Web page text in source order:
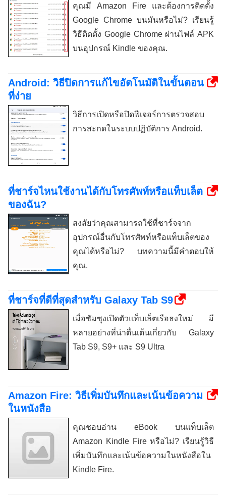
คุณมี Amazon Fire และต้องการติดตั้ง
Google Chrome บนมันหรือไม่? เรียนรู้
วิธีติดตั้ง Google Chrome ผ่านไฟล์ APK
บนอุปกรณ์ Kindle ของคุณ.
Android: วิธีปิดการแก้ไขอัตโนมัติในขั้นตอน
ที่ง่าย
วิธีการเปิดหรือปิดฟีเจอร์การตรวจสอบ
การสะกดในระบบปฏิบัติการ Android.
ที่ชาร์จไหนใช้งานได้กับโทรศัพท์หรือแท็บเล็ต
ของฉัน?
สงสัยว่าคุณสามารถใช้ที่ชาร์จจาก
อุปกรณ์อื่นกับโทรศัพท์หรือแท็บเล็ตของ
คุณได้หรือไม่? บทความนี้มีคำตอบให้
คุณ.
ที่ชาร์จที่ดีที่สุดสำหรับ Galaxy Tab S9
เมื่อซัมซุงเปิดตัวแท็บเล็ตเรือธงใหม่ มี
หลายอย่างที่น่าตื่นเต้นเกี่ยวกับ Galaxy
Tab S9, S9+ และ S9 Ultra
Amazon Fire: วิธีเพิ่มบันทึกและเน้นข้อความ
ในหนังสือ
คุณชอบอ่าน eBook บนแท็บเล็ต
Amazon Kindle Fire หรือไม่? เรียนรู้วิธี
เพิ่มบันทึกและเน้นข้อความในหนังสือใน
Kindle Fire.